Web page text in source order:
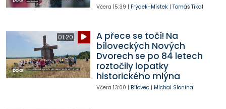
Včera 15:39 | Frýdek-Místek| Tomáš Tikal
01:20
A přece se točí! Na
bíloveckých Nových
Dvorech se po 84 letech
roztočily lopatky
historického mlýna
Včera 13:00 | Bílovec| Michal Slonina